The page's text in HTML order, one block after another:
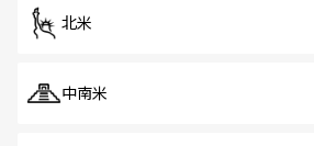
北米
中南米